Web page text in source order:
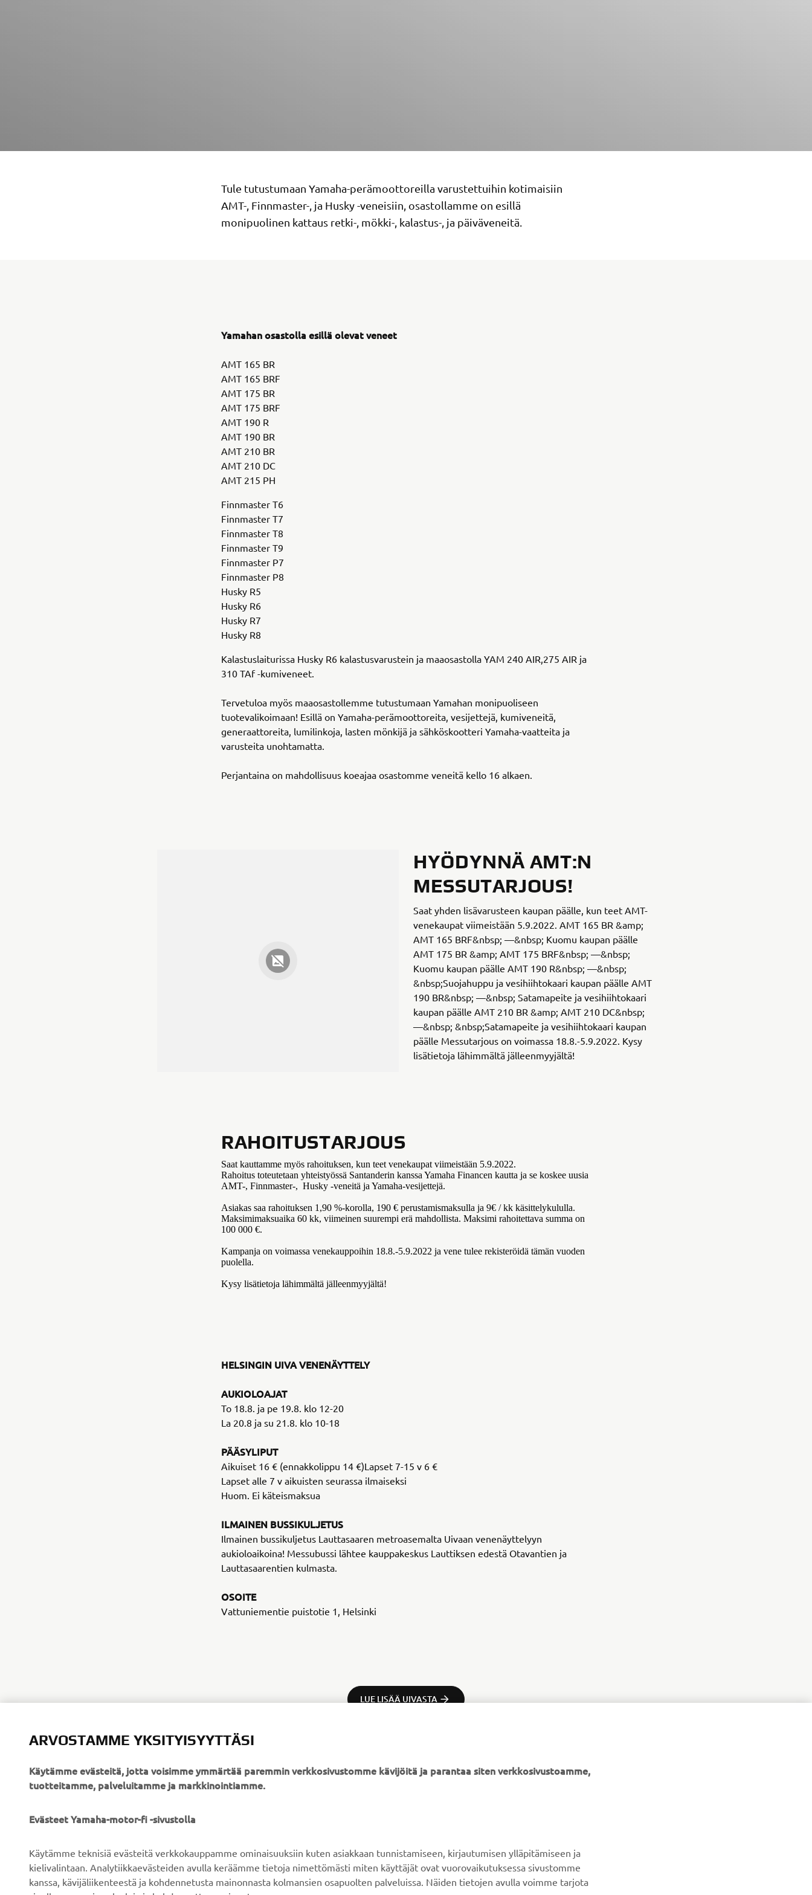
Tule tutustumaan Yamaha-perämoottoreilla varustettuihin kotimaisiin
AMT-, Finnmaster-, ja Husky -veneisiin, osastollamme on esillä
monipuolinen kattaus retki-, mökki-, kalastus-, ja päiväveneitä.
Yamahan osastolla esillä olevat veneet
AMT 165 BR
AMT 165 BRF
AMT 175 BR
AMT 175 BRF
AMT 190 R
AMT 190 BR
AMT 210 BR
AMT 210 DC
AMT 215 PH
Finnmaster T6
Finnmaster T7
Finnmaster T8
Finnmaster T9
Finnmaster P7
Finnmaster P8
Husky R5
Husky R6
Husky R7
Husky R8
Kalastuslaiturissa Husky R6 kalastusvarustein ja maaosastolla YAM 240 AIR,275 AIR ja
310 TAf -kumiveneet.
Tervetuloa myös maaosastollemme tutustumaan Yamahan monipuoliseen
tuotevalikoimaan! Esillä on Yamaha-perämoottoreita, vesijettejä, kumiveneitä,
generaattoreita, lumilinkoja, lasten mönkijä ja sähköskootteri Yamaha-vaatteita ja
varusteita unohtamatta.
Perjantaina on mahdollisuus koeajaa osastomme veneitä kello 16 alkaen.
HYÖDYNNÄ AMT:N
MESSUTARJOUS!
Saat yhden lisävarusteen kaupan päälle, kun teet AMT-
venekaupat viimeistään 5.9.2022. AMT 165 BR &amp;
AMT 165 BRF&nbsp; —&nbsp; Kuomu kaupan päälle
AMT 175 BR &amp; AMT 175 BRF&nbsp; —&nbsp;
Kuomu kaupan päälle AMT 190 R&nbsp; —&nbsp;
&nbsp;Suojahuppu ja vesihiihtokaari kaupan päälle AMT
190 BR&nbsp; —&nbsp; Satamapeite ja vesihiihtokaari
kaupan päälle AMT 210 BR &amp; AMT 210 DC&nbsp;
—&nbsp; &nbsp;Satamapeite ja vesihiihtokaari kaupan
päälle Messutarjous on voimassa 18.8.-5.9.2022. Kysy
lisätietoja lähimmältä jälleenmyyjältä!
RAHOITUSTARJOUS
Saat kauttamme myös rahoituksen, kun teet venekaupat viimeistään 5.9.2022.
Rahoitus toteutetaan yhteistyössä Santanderin kanssa Yamaha Financen kautta ja se koskee uusia
AMT-, Finnmaster-, Husky -veneitä ja Yamaha-vesijettejä.
Asiakas saa rahoituksen 1,90 %-korolla, 190 € perustamismaksulla ja 9€ / kk käsittelykululla.
Maksimimaksuaika 60 kk, viimeinen suurempi erä mahdollista. Maksimi rahoitettava summa on
100 000 €.
Kampanja on voimassa venekauppoihin 18.8.-5.9.2022 ja vene tulee rekisteröidä tämän vuoden
puolella.
Kysy lisätietoja lähimmältä jälleenmyyjältä!
HELSINGIN UIVA VENENÄYTTELY
AUKIOLOAJAT
To 18.8. ja pe 19.8. klo 12-20
La 20.8 ja su 21.8. klo 10-18
PÄÄSYLIPUT
Aikuiset 16 € (ennakkolippu 14 €)Lapset 7-15 v 6 €
Lapset alle 7 v aikuisten seurassa ilmaiseksi
Huom. Ei käteismaksua
ILMAINEN BUSSIKULJETUS
Ilmainen bussikuljetus Lauttasaaren metroasemalta Uivaan venenäyttelyyn
aukioloaikoina! Messubussi lähtee kauppakeskus Lauttiksen edestä Otavantien ja
Lauttasaarentien kulmasta.
OSOITE
Vattuniementie puistotie 1, Helsinki
LUE LISÄÄ UIVASTA
Uutiset
Tapahtumat
Viranomaiset
Golfkentät
Yamaha Music
Yamaha Racing
Varaosaluettelo
Huolto
ARVOSTAMME YKSITYISYYTTÄSI
Käytämme evästeitä, jotta voisimme ymmärtää paremmin verkkosivustomme kävijöitä ja parantaa siten verkkosivustoamme,
tuotteitamme, palveluitamme ja markkinointiamme.
Evästeet Yamaha-motor-fi -sivustolla
Käytämme teknisiä evästeitä verkkokauppamme ominaisuuksiin kuten asiakkaan tunnistamiseen, kirjautumisen ylläpitämiseen ja
kielivalintaan. Analytiikkaevästeiden avulla keräämme tietoja nimettömästi miten käyttäjät ovat vuorovaikutuksessa sivustomme
kanssa, kävijäliikenteestä ja kohdennetusta mainonnasta kolmansien osapuolten palveluissa. Näiden tietojen avulla voimme tarjota